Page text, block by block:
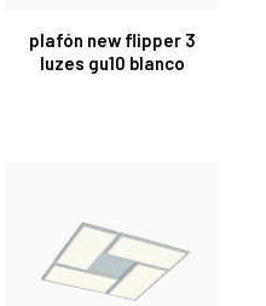
plafón new flipper 3
luzes gu10 blanco